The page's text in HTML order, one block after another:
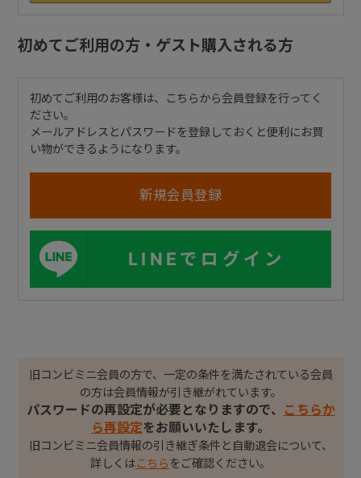
初めてご利用の方・ゲスト購入される方
初めてご利用のお客様は、こちらから会員登録を行ってく
ださい。
メールアドレスとパスワードを登録しておくと便利にお買
い物ができるようになります。
LINEでログイン
旧コンビミニ会員の方で、一定の条件を満たされている会員
の方は会員情報が引き継がれています。
パスワードの再設定が必要となりますので、
こちらか
ら再設定をお願いいたします。
旧コンビミニ会員情報の引き継ぎ条件と自動退会について、
詳しくはこちら をご確認ください。